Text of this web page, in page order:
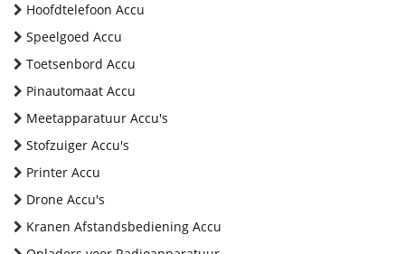
Hoofdtelefoon Accu
Speelgoed Accu
Toetsenbord Accu
Pinautomaat Accu
Meetapparatuur Accu's
Stofzuiger Accu's
Printer Accu
Drone Accu's
Kranen Afstandsbediening Accu